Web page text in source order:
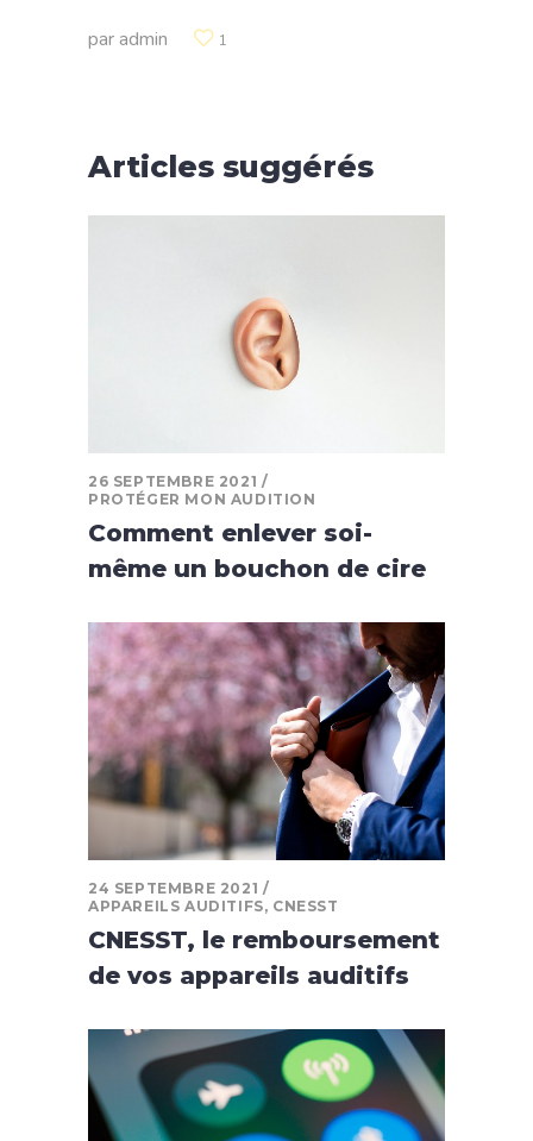
paradmin 1
Articles suggérés
26 SEPTEMBRE 2021
PROTÉGER MON AUDITION
Comment enlever soi-
même un bouchon de cire
24 SEPTEMBRE 2021
APPAREILS AUDITIFS, CNESST
CNESST, le remboursement
de vos appareils auditifs